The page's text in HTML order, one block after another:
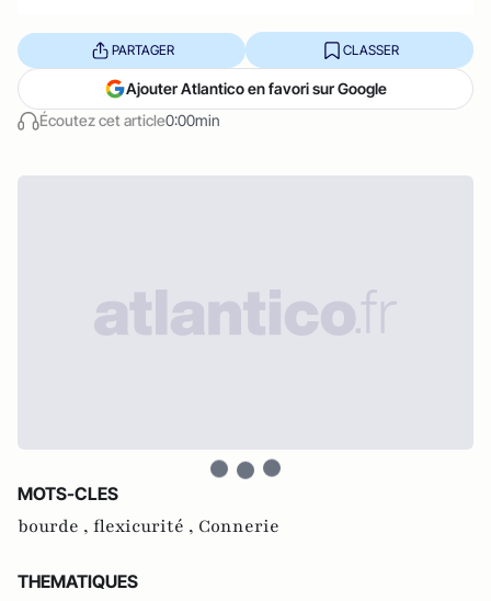
Écoutez cet article0:00min
PARTAGER CLASSER
Ajouter Atlantico en favori sur Google
MOTS-CLES
bourde , flexicurité , Connerie
THEMATIQUES